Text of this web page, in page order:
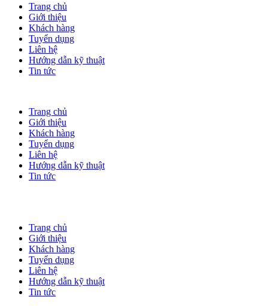
Trang chủ
Giới thiệu
Khách hàng
Tuyển dụng
Liên hệ
Hướng dẫn kỹ thuật
Tin tức
Trang chủ
Giới thiệu
Khách hàng
Tuyển dụng
Liên hệ
Hướng dẫn kỹ thuật
Tin tức
Trang chủ
Giới thiệu
Khách hàng
Tuyển dụng
Liên hệ
Hướng dẫn kỹ thuật
Tin tức